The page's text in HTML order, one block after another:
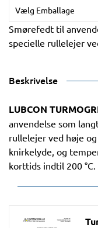
Vælg Emballage
Smørefedt til
specielle rullelejer
Beskrivelse
LUBCON
anvendelse som
rullelejer ved høje
knirkelyde, og
korttids indtil 200 °C.